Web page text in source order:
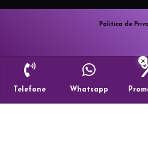
Política de
Telefone Whatsapp
×